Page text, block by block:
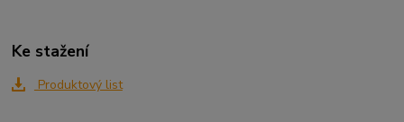
Ke stažení
Produktový list